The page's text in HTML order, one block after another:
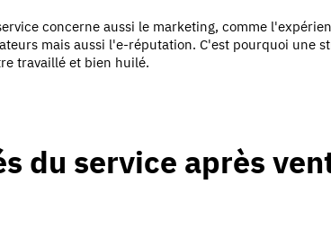
concerne aussi le marketing, comme
mais aussi l'e-réputation. C'est pourquoi une
travaillé et bien huilé.
du service après